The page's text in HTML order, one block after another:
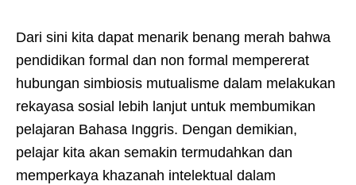
Dari sini kita dapat menarik benang merah bahwa
pendidikan formal dan non formal mempererat
hubungan simbiosis mutualisme dalam melakukan
rekayasa sosial lebih lanjut untuk membumikan
pelajaran Bahasa Inggris. Dengan demikian,
pelajar kita akan semakin termudahkan dan
memperkaya khazanah intelektual dalam